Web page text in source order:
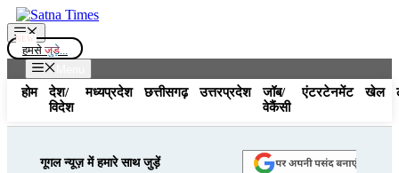
Skip
to
content
Menu
हमसे जुड़े...
होम
देश/
विदेश
मध्यप्रदेश छत्तीसगढ़ उत्तरप्रदेश
जॉब/
वेकैंसी
एंटरटेनमेंट खेल
गूगल न्यूज़ में हमारे साथ जुड़ें